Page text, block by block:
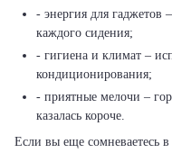
- энергия для гаджетов
каждого сидения;
- гигиена и климат –
кондиционирования;
- приятные мелочи –
казалась короче.
Если вы еще сомневаетесь